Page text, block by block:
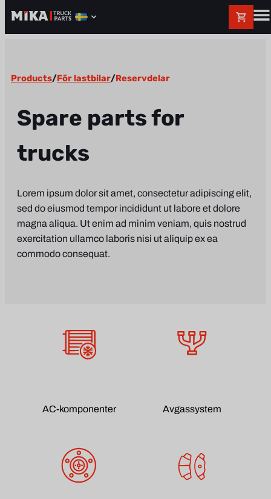
Products/För lastbilar/Reservdelar
Spare parts for
trucks
Lorem ipsum dolor sit amet, consectetur adipiscing elit,
sed do eiusmod tempor incididunt ut labore et dolore
magna aliqua. Ut enim ad minim veniam, quis nostrud
exercitation ullamco laboris nisi ut aliquip ex ea
commodo consequat.
AC-komponenter Avgassystem